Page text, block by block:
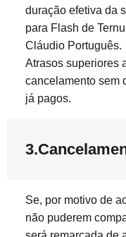
duração efetiva da
para Flash de
Cláudio Português.
Atrasos superiores
cancelamento sem
já pagos.
Se, por motivo de
não puderem